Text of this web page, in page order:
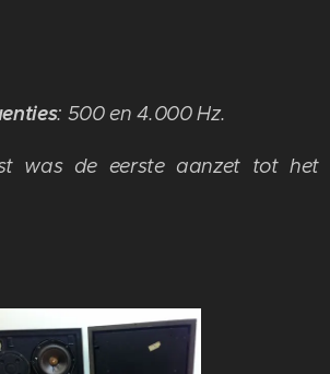
: 500 en 4.000 Hz.
was de eerste aanzet tot het